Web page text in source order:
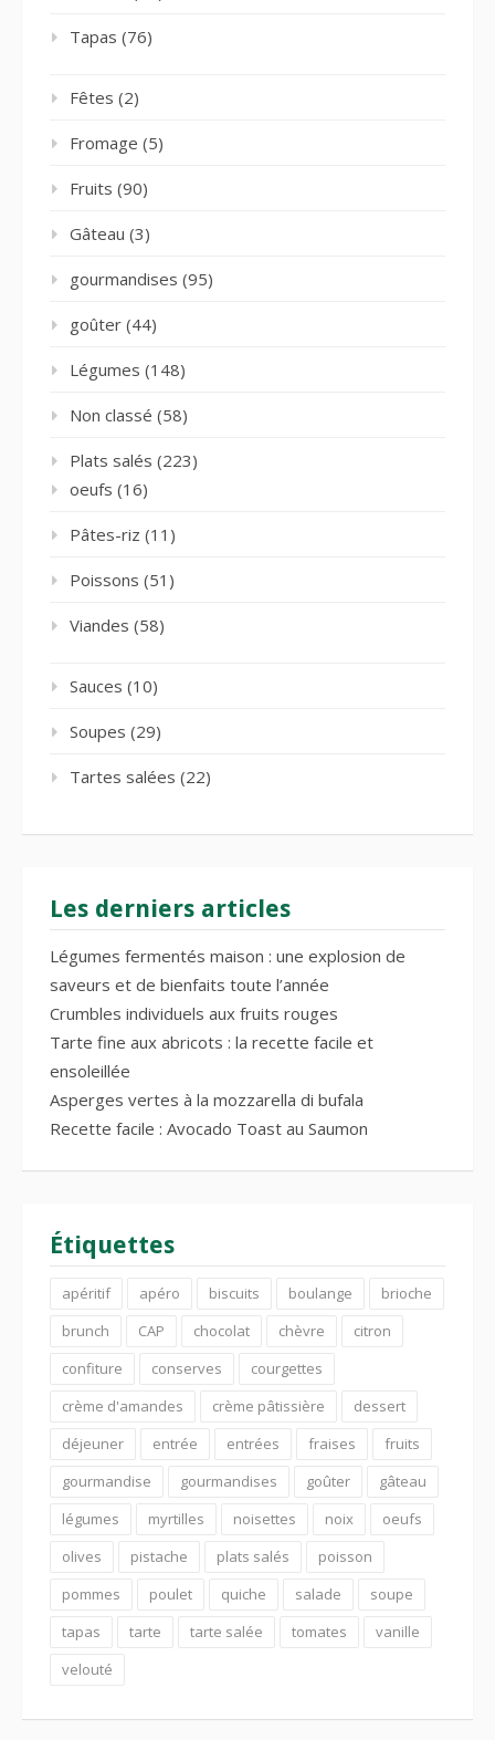
Tapas (76)
Fêtes (2)
Fromage (5)
Fruits (90)
Gâteau (3)
gourmandises (95)
goûter (44)
Légumes (148)
Non classé (58)
Plats salés (223)
oeufs (16)
Pâtes-riz (11)
Poissons (51)
Viandes (58)
Sauces (10)
Soupes (29)
Tartes salées (22)
Les derniers articles
Légumes fermentés maison : une explosion de
saveurs et de bienfaits toute l’année
Crumbles individuels aux fruits rouges
Tarte fine aux abricots : la recette facile et
ensoleillée
Asperges vertes à la mozzarella di bufala
Recette facile : Avocado Toast au Saumon
Étiquettes
apéritif apéro biscuits boulange
brioche
brunch
CAP chocolat chèvre
citron
confiture
conserves
courgettes
crème d'amandes
crème pâtissière
dessert
déjeuner
entrée entrées fraises
fruits
gourmandise
gourmandises goûter
gâteau
légumes
myrtilles noisettes noix
oeufs
olives
pistache plats salés
poisson
pommes
poulet quiche salade
soupe
tapas
tarte tarte salée tomates
vanille
velouté